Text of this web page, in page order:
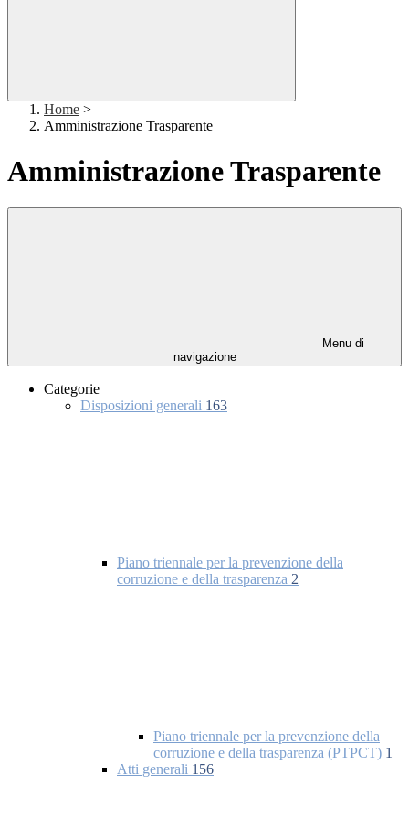
Home >
Amministrazione Trasparente
Amministrazione Trasparente
Menu di
navigazione
Categorie
Disposizioni generali 163
Piano triennale per la prevenzione della
corruzione e della trasparenza 2
Piano triennale per la prevenzione della
corruzione e della trasparenza (PTPCT) 1
Atti generali 156